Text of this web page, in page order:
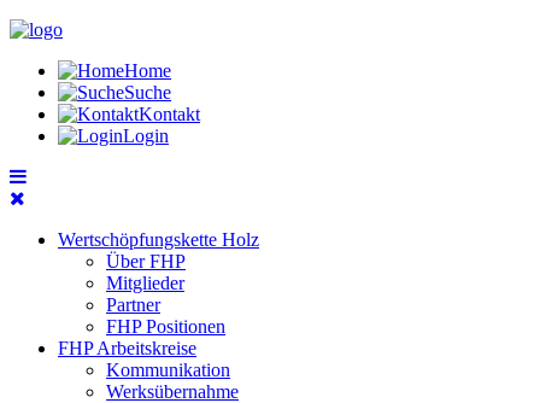
Home
Suche
Kontakt
Login
Wertschöpfungskette Holz
Über FHP
Mitglieder
Partner
FHP Positionen
FHP Arbeitskreise
Kommunikation
Werksübernahme